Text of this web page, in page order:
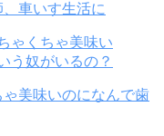
、車いす生活に
美味いのになんで歯